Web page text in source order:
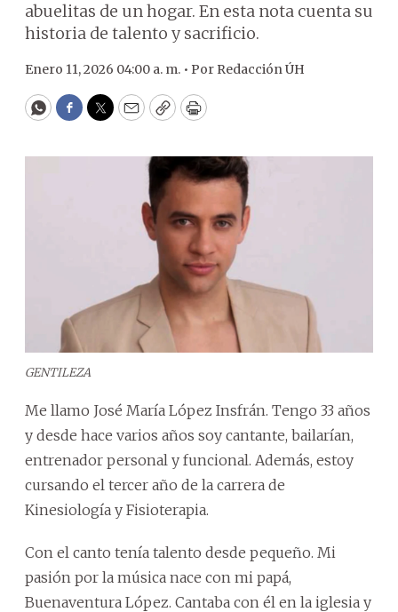
abuelitas de un hogar. En esta nota cuenta su
historia de talento y sacrificio.
Enero 11, 2026 04:00 a. m. • Por Redacción ÚH
WhatsApp
Facebook
Twitter
EmailCopyPrint
GENTILEZA
Me llamo José María López Insfrán. Tengo 33 años
y desde hace varios años soy cantante, bailarían,
entrenador personal y funcional. Además, estoy
cursando el tercer año de la carrera de
Kinesiología y Fisioterapia.
Con el canto tenía talento desde pequeño. Mi
pasión por la música nace con mi papá,
Buenaventura López. Cantaba con él en la iglesia y